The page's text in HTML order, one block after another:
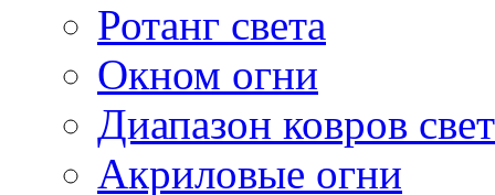
Ротанг света
Окном огни
Диапазон ковров
Акриловые огни